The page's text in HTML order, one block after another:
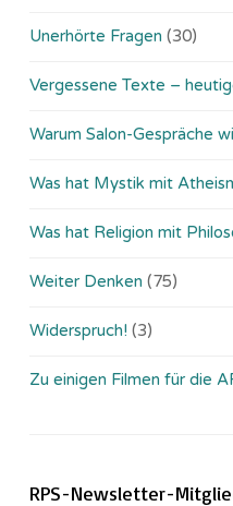
Unerhörte Fragen (30)
Vergessene Texte –
Warum Salon-Gespräche
Was hat Mystik mit
Was hat Religion mit
Weiter Denken (75)
Widerspruch! (3)
Zu einigen Filmen für die
RPS-Newsletter-